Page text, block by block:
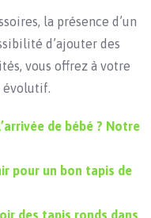
la présence d’un
d’ajouter des
vous offrez à votre
évolutif.
de bébé ? Notre
pour un bon tapis de
des tapis ronds dans